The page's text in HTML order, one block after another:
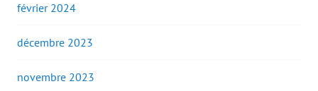
février 2024
décembre 2023
novembre 2023